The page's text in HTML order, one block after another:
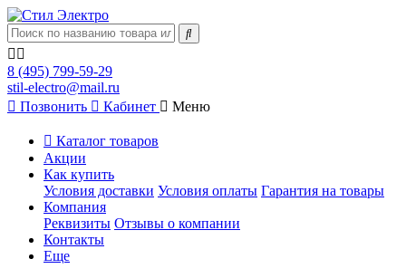
8 (495) 799-59-29
stil-electro@mail.ru
Позвонить
Кабинет Меню
Каталог товаров
Акции
Как купить
Условия доставки Условия оплаты Гарантия на товары
Компания
Реквизиты Отзывы о компании
Контакты
Еще